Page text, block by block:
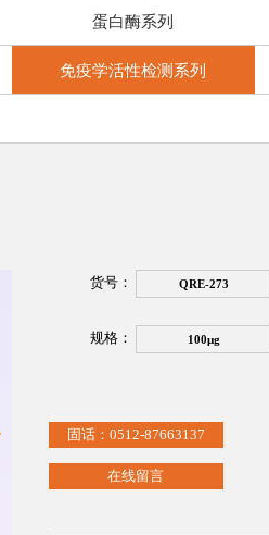
蛋白酶系列
免疫学活性检测系列
货号： QRE-273
规格： 100μg
固话：0512-87663137
在线留言